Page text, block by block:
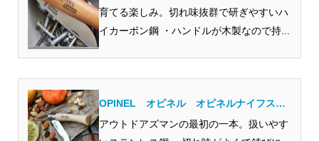
ボンスチール アウトドアナイフ／折り畳
み式…
育てる楽しみ。切れ味抜群で研ぎやすいハ
イカーボン鋼 ・ハンドルが木製なので持...
OPINEL オピネル オピネルナイフステ
ンレススチール アウトドアナイフ／折り
畳み…
アウトドアズマンの最初の一本。扱いやす